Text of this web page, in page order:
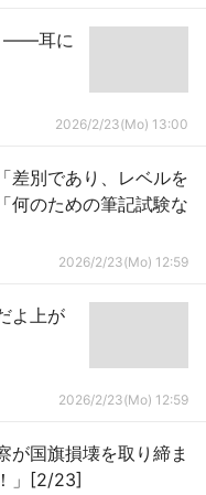
——耳に
2026/2/23(Mo) 13:00
差別であり、レベルを
何のための筆記試験な
2026/2/23(Mo) 12:59
よ上が
2026/2/23(Mo) 12:59
が国旗損壊を取り締ま
」[2/23]